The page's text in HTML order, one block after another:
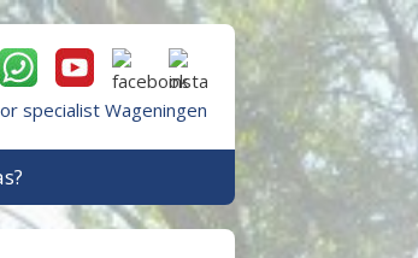
specialist Wageningen